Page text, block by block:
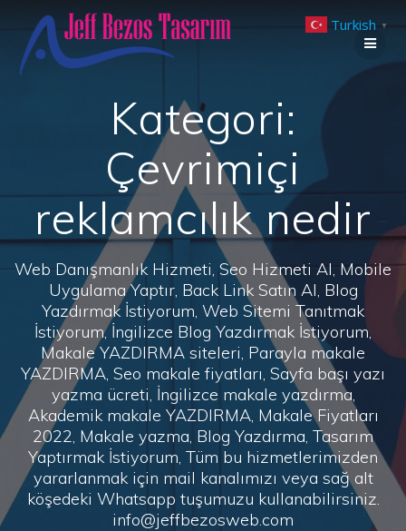
to
Kategori:
Çevrimiçi
reklamcılık nedir
Web Danışmanlık Hizmeti, Seo Hizmeti Al, Mobile
Uygulama Yaptır, Back Link Satın Al, Blog
Yazdırmak İstiyorum, Web Sitemi Tanıtmak
İstiyorum, İngilizce Blog Yazdırmak İstiyorum,
Makale YAZDIRMA siteleri, Parayla makale
YAZDIRMA, Seo makale fiyatları, Sayfa başı yazı
yazma ücreti, İngilizce makale yazdırma,
Akademik makale YAZDIRMA, Makale Fiyatları
2022, Makale yazma, Blog Yazdırma, Tasarım
Yaptırmak İstiyorum, Tüm bu hizmetlerimizden
yararlanmak için mail kanalımızı veya sağ alt
köşedeki Whatsapp tuşumuzu kullanabilirsiniz.
info@jeffbezosweb.com
Turkish ▼